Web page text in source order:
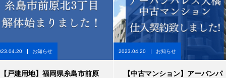
お知らせ
【戸建用地】福岡県糸島市前原
2023.04.20 お知らせ
【中古マンション】アーバンパ